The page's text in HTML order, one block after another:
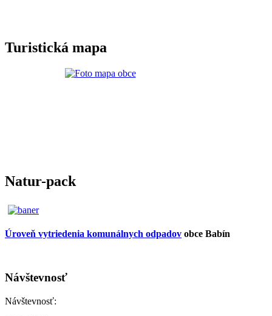
Turistická mapa
Natur-pack
Úroveň vytriedenia komunálnych odpadov obce Babín
Návštevnosť
Návštevnosť: